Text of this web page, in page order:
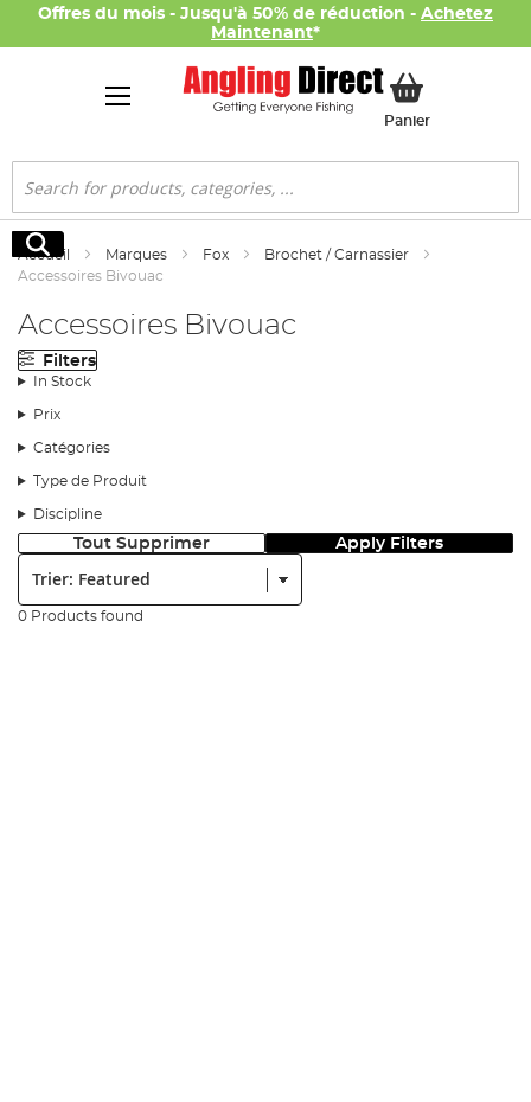
Offres du mois - Jusqu'à 50% de réduction - Achetez
Maintenant*
PanierMon panier
Rechercher
Rechercher
Accueil Marques Fox
Brochet / Carnassier
Accessoires Bivouac
Accessoires Bivouac
Filters
In Stock
Prix
Catégories
Type de Produit
Discipline
Tout Supprimer Apply Filters
0 Products found